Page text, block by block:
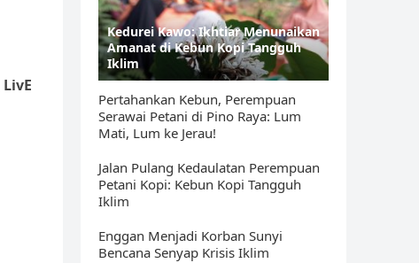
LivE
Kedurei Kawo: Ikhtiar Menunaikan
Amanat di Kebun Kopi Tangguh
Iklim
Pertahankan Kebun, Perempuan
Serawai Petani di Pino Raya: Lum
Mati, Lum ke Jerau!
Jalan Pulang Kedaulatan Perempuan
Petani Kopi: Kebun Kopi Tangguh
Iklim
Enggan Menjadi Korban Sunyi
Bencana Senyap Krisis Iklim